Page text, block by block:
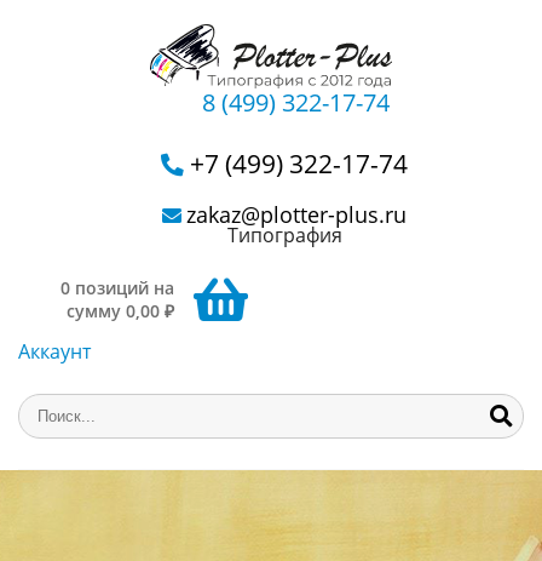
8 (499) 322-17-74
+7 (499) 322-17-74
zakaz@plotter-plus.ru
Типография
0 позиций на
сумму 0,00 ₽
Аккаунт